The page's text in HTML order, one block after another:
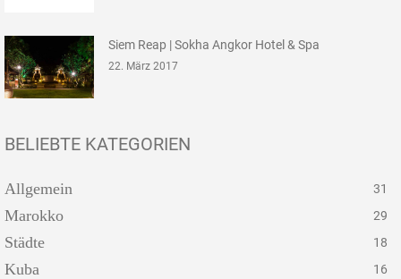
Siem Reap | Sokha Angkor Hotel & Spa
22. März 2017
BELIEBTE KATEGORIEN
Allgemein 31
Marokko 29
Städte 18
Kuba 16